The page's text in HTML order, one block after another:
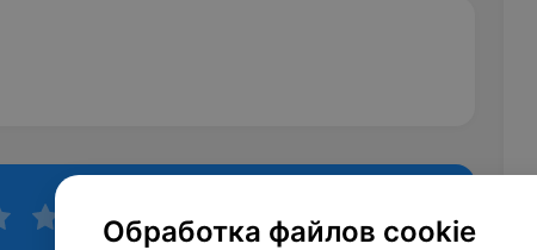
Обработка файлов cookie